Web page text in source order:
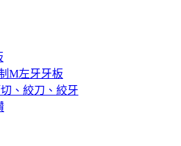
M左牙牙板
、絞刀、絞牙